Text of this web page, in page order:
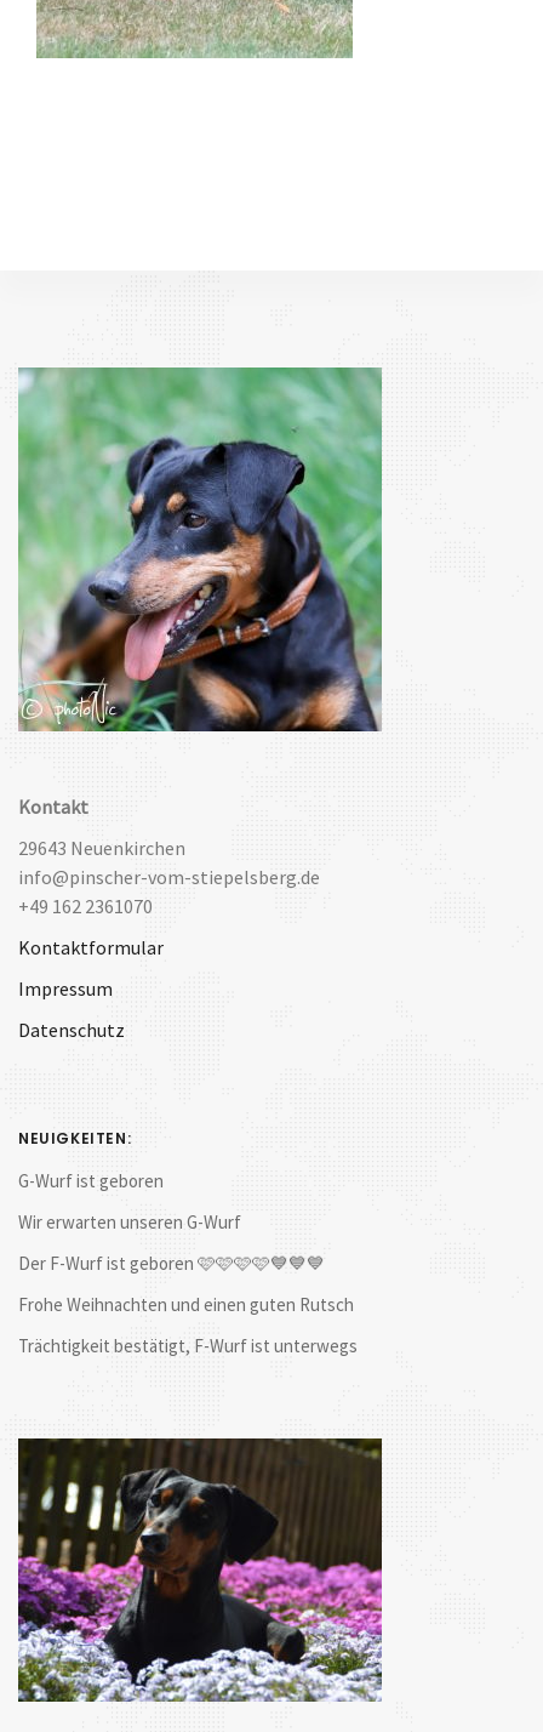
Kontakt
29643 Neuenkirchen
info@pinscher-vom-stiepelsberg.de
+49 162 2361070
Kontaktformular
Impressum
Datenschutz
NEUIGKEITEN:
G-Wurf ist geboren
Wir erwarten unseren G-Wurf
Der F-Wurf ist geboren 🩷🩷🩷🩷💙💙💙
Frohe Weihnachten und einen guten Rutsch
Trächtigkeit bestätigt, F-Wurf ist unterwegs